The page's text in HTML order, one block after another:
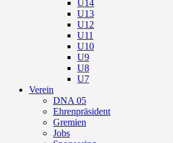
U14
U13
U12
U11
U10
U9
U8
U7
Verein
DNA 05
Ehrenpräsident
Gremien
Jobs